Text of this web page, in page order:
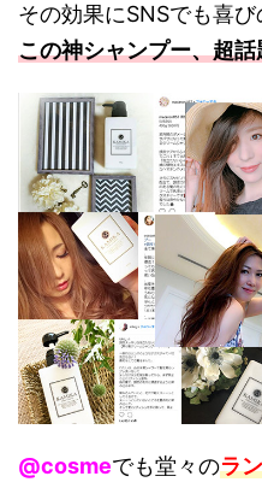
その効果にSNSでも喜
この神シャンプー、超
@cosmeでも堂々のラ